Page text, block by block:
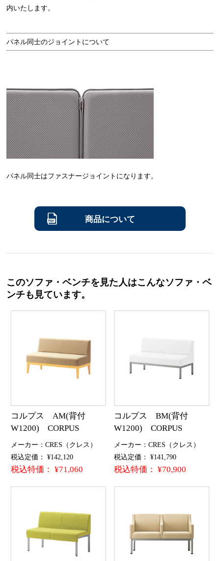
内いたします。
パネル同士のジョイントについて
パネル同士はファスナージョイントになります。
商品について
このソファ・ベンチを見た人はこんなソファ・ベ
ンチも見ています。
コルプス AM(背付
W1200) CORPUS
メーカー：CRES（クレス）
税込定価： ¥142,120
税込特価： ¥71,060
コルプス BM(背付
W1200) CORPUS
メーカー：CRES（クレス）
税込定価： ¥141,790
税込特価： ¥70,900